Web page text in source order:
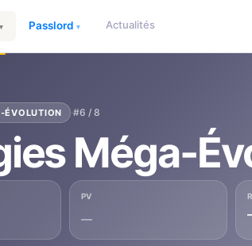
▾ Passlord ▾ Actualités
ÉVOLUTION ·#6 / 8
Méga-
PV
—